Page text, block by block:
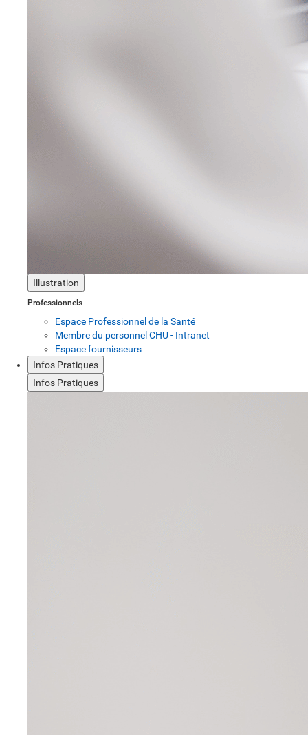
Illustration
Professionnels
Espace Professionnel de la Santé
Membre du personnel CHU - Intranet
Espace fournisseurs
Infos Pratiques
Infos Pratiques